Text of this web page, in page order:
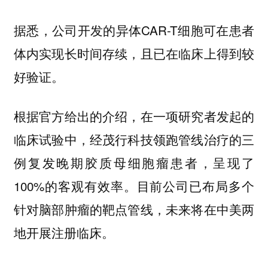
据悉，公司开发的异体CAR-T细胞可在患者
体内实现长时间存续，且已在临床上得到较
好验证。
根据官方给出的介绍，在一项研究者发起的
临床试验中，经茂行科技领跑管线治疗的三
例复发晚期胶质母细胞瘤患者，呈现了
100%的客观有效率。
目前公司已布局多个
针对脑部肿瘤的靶点管线，未来将在中美两
地开展注册临床。